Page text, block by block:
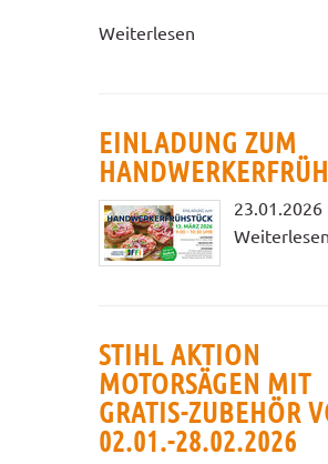
Weiterlesen
EINLADUNG ZUM
23.01.2026
Weiterlesen
STIHL AKTION
MOTORSÄGEN MIT
GRATIS-ZUBEHÖR
02.01.-28.02.2026